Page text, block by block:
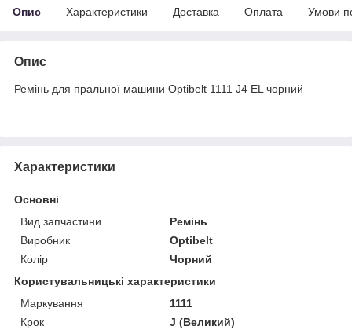
Опис Характеристики Доставка Оплата Умови
Опис
Ремінь для пральної машини Optibelt 1111 J4 EL чорний
Характеристики
Основні
Вид запчастини
Ремінь
Виробник
Optibelt
Колір
Чорний
Користувальницькі характеристики
Маркування
1111
Крок
J (Великий)